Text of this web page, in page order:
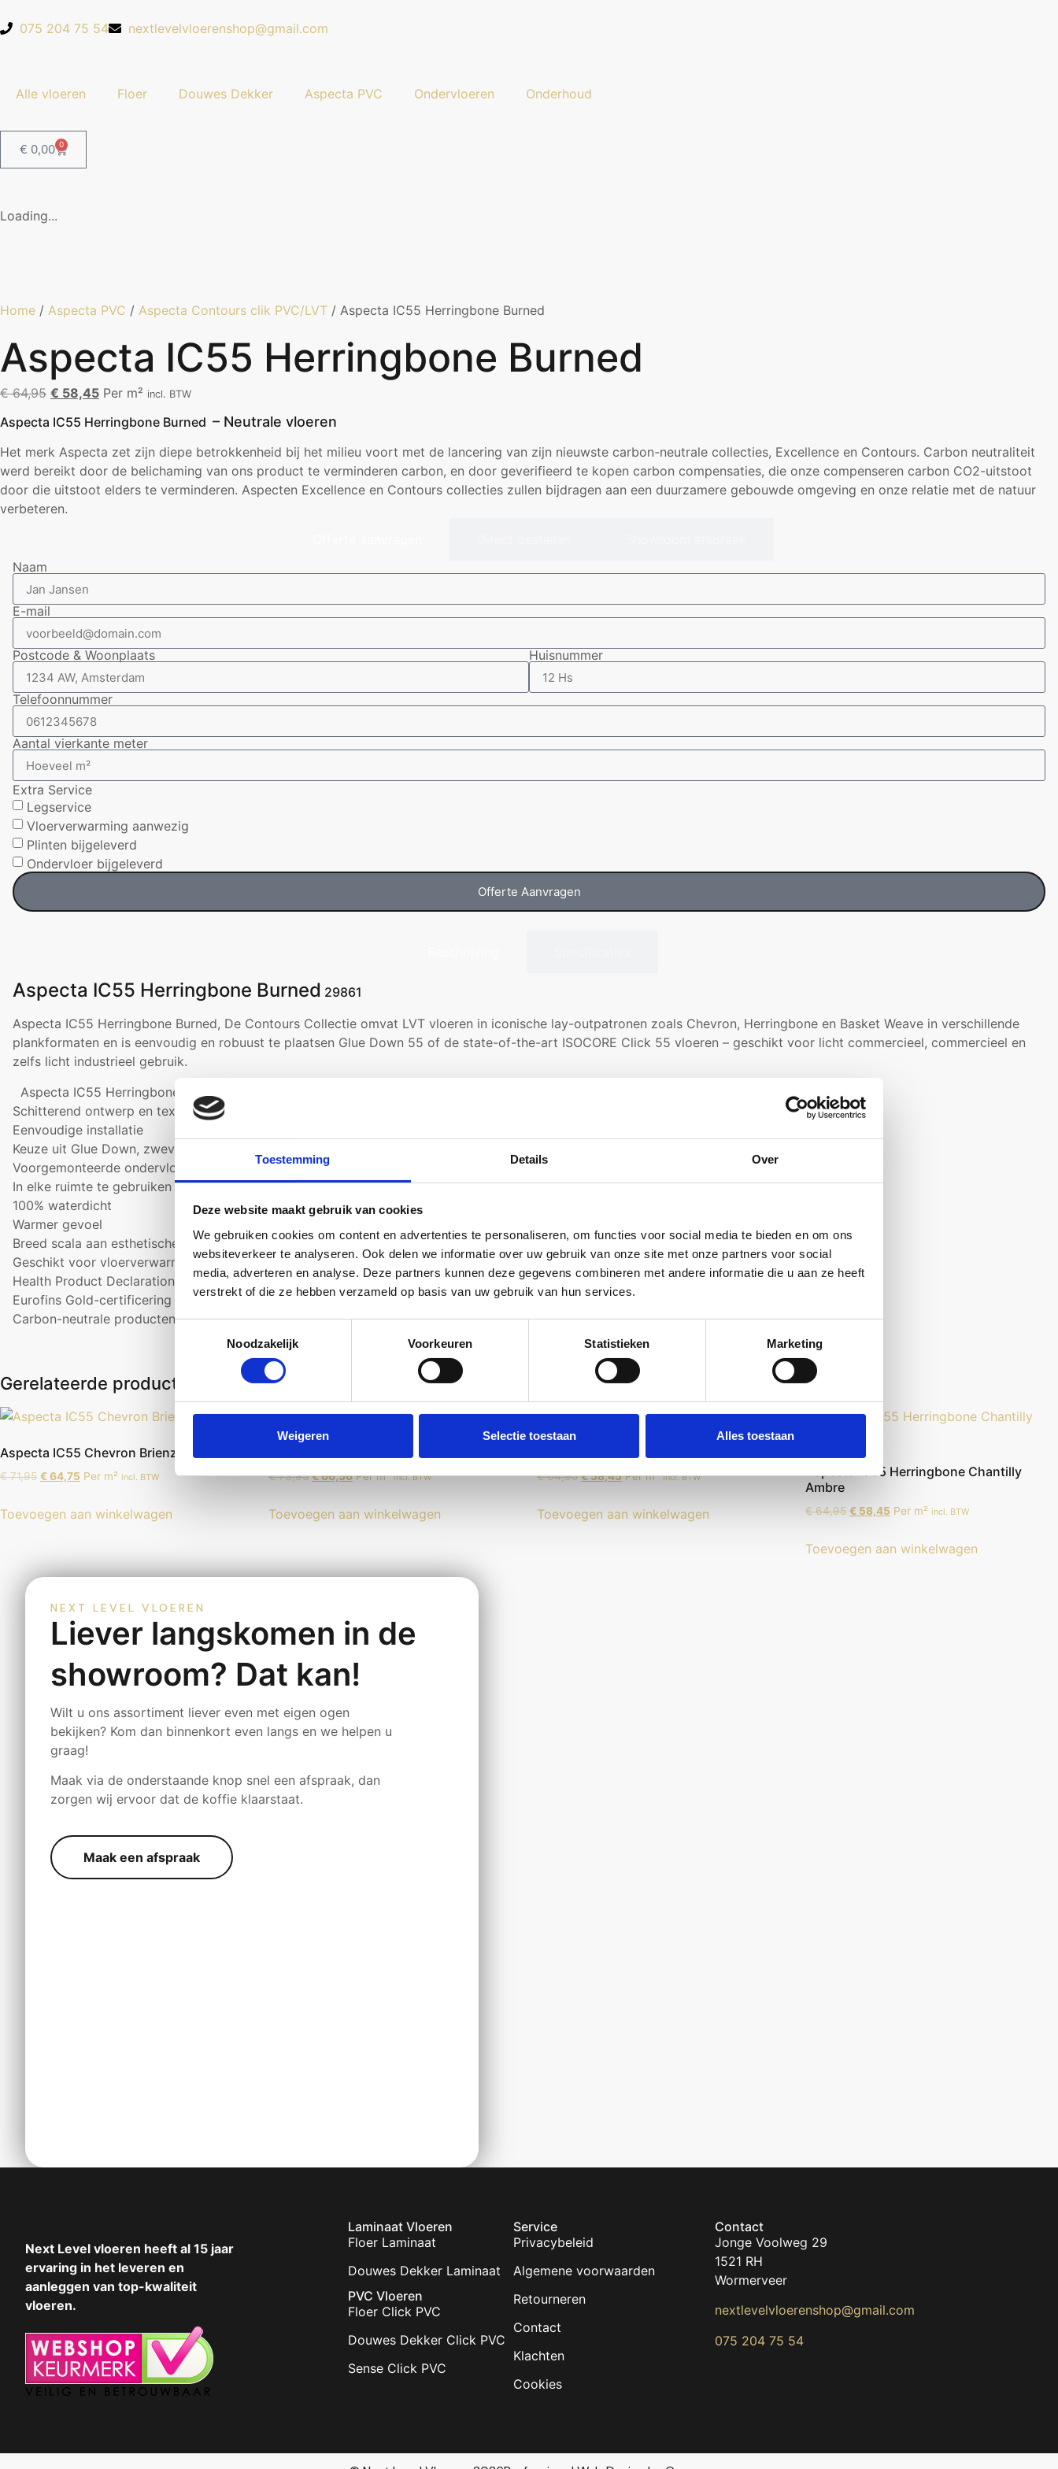
Toestemming Details Over
Deze website maakt gebruik van cookies
We gebruiken cookies om content en advertenties te personaliseren, om functies voor social media te bieden en om ons
websiteverkeer te analyseren. Ook delen we informatie over uw gebruik van onze site met onze partners voor social
media, adverteren en analyse. Deze partners kunnen deze gegevens combineren met andere informatie die u aan ze heeft
verstrekt of die ze hebben verzameld op basis van uw gebruik van hun services.
Toestemmingsselectie
Noodzakelijk
Voorkeuren Statistieken Marketing
Weigeren Selectie toestaan Alles toestaan
075 204 75 54 nextlevelvloerenshop@gmail.com
Alle vloeren Floer Douwes Dekker Aspecta PVC Ondervloeren Onderhoud
€ 0,00 0
Loading...
Home / Aspecta PVC / Aspecta Contours clik PVC/LVT / Aspecta IC55 Herringbone Burned
Aspecta IC55 Herringbone Burned
€64,95 € 58,45 Per m² incl. BTW
Aspecta IC55 Herringbone Burned – Neutrale vloeren
Het merk Aspecta zet zijn diepe betrokkenheid bij het milieu voort met de lancering van zijn nieuwste carbon-neutrale collecties, Excellence en Contours. Carbon neutraliteit
werd bereikt door de belichaming van ons product te verminderen carbon, en door geverifieerd te kopen carbon compensaties, die onze compenseren carbon CO2-uitstoot
door die uitstoot elders te verminderen. Aspecten Excellence en Contours collecties zullen bijdragen aan een duurzamere gebouwde omgeving en onze relatie met de natuur
verbeteren.
Naam
E-mail
Postcode & Woonplaats Huisnummer
Telefoonnummer
Aantal vierkante meter
Extra Service
Legservice
Vloerverwarming aanwezig
Plinten bijgeleverd
Ondervloer bijgeleverd
Offerte Aanvragen
Aspecta IC55 Herringbone Burned 29861
Aspecta IC55 Herringbone Burned, De Contours Collectie omvat LVT vloeren in iconische lay-outpatronen zoals Chevron, Herringbone en Basket Weave in verschillende
plankformaten en is eenvoudig en robuust te plaatsen Glue Down 55 of de state-of-the-art ISOCORE Click 55 vloeren – geschikt voor licht commercieel, commercieel en
zelfs licht industrieel gebruik.
Aspecta IC55 Herringbone Burned
Schitterend ontwerp en texturen
Eenvoudige installatie
Keuze uit Glue Down, zwevende Klick- of Loose-Lay installatiemethodes
Voorgemonteerde ondervloer voor extra geluidsisolatie
In elke ruimte te gebruiken
100% waterdicht
Warmer gevoel
Breed scala aan esthetische decors
Geschikt voor vloerverwarming
Health Product Declaration verzekert een gezonder leven
Eurofins Gold-certificering voor de beste binnenluchtkwaliteit
Carbon-neutrale producten voor een betere toekomst
Gerelateerde producten
Aspecta IC55 Chevron Brienz
€71,95 €64,75 Per m² incl. BTW
Toevoegen aan winkelwagen
Aspecta IC55 Chambord Soleil
€73,95 €66,56Per m²incl. BTW
Toevoegen aan winkelwagen
Aspecta IC55 Herringbone Constance
€64,95 €58,45Per m²incl. BTW
Toevoegen aan winkelwagen
Aspecta IC55 Herringbone Chantilly
Ambre
€64,95 € 58,45 Per m² incl. BTW
Toevoegen aan winkelwagen
NEXT LEVEL VLOEREN
Liever langskomen in de
showroom? Dat kan!
Wilt u ons assortiment liever even met eigen ogen
bekijken? Kom dan binnenkort even langs en we helpen u
graag!
Maak via de onderstaande knop snel een afspraak, dan
zorgen wij ervoor dat de koffie klaarstaat.
Maak een afspraak
Next Level vloeren heeft al 15 jaar
ervaring in het leveren en
aanleggen van top-kwaliteit
vloeren.
Laminaat Vloeren
Floer Laminaat
Douwes Dekker Laminaat
PVC Vloeren
Floer Click PVC
Douwes Dekker Click PVC
Sense Click PVC
Service
Privacybeleid
Algemene voorwaarden
Retourneren
Contact
Klachten
Cookies
Contact
Jonge Voolweg 29
1521 RH
Wormerveer
nextlevelvloerenshop@gmail.com
075 204 75 54